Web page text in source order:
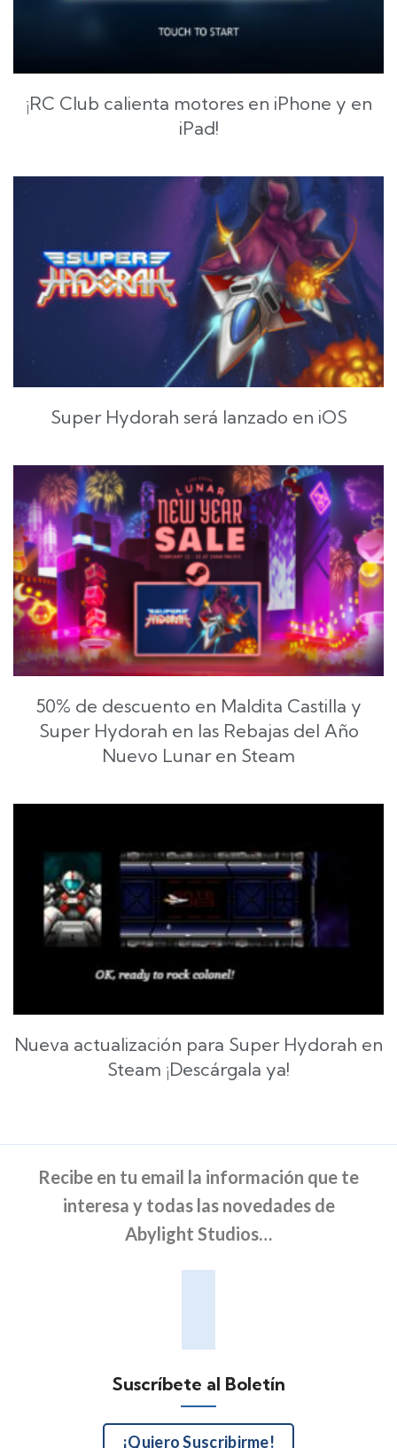
¡RC Club calienta motores en iPhone y en
iPad!
Super Hydorah será lanzado en iOS
50% de descuento en Maldita Castilla y
Super Hydorah en las Rebajas del Año
Nuevo Lunar en Steam
Nueva actualización para Super Hydorah en
Steam ¡Descárgala ya!
Recibe en tu email la información que te
interesa y todas las novedades de
Abylight Studios…
Suscríbete al Boletín
¡Quiero Suscribirme!